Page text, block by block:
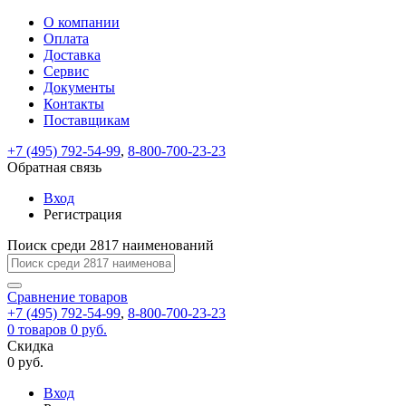
ВходРегистрация
Только
test@example.com
отправлена
по
ней
для
регистрации.
Ок
Только
Запомнить
меня
Забыли
Восстановление
пароля
Заполните
форму.
Мы
отправим
ссылку
на
указанный
электронный
адрес,
перейдя
по
которой
вы
новый
На
вашу
test@test.ru
отправлена
ссылка.
Перейдите
по
для
смены
пароля.
Введите
новый
пароль
Сменить
Пароль
успешно
Войти
Обратная
связь
Сообщение
пользовательского
соглашения
Ваше
сообщение
успешно
О компании
Оплата
Доставка
Сервис
Документы
Контакты
Поставщикам
+7 (495) 792-54-99, 8-800-700-23-23
Обратная связь
Вход
Регистрация
Поиск среди 2817 наименований
Сравнение товаров
+7 (495) 792-54-99, 8-800-700-23-23
0 товаров 0 руб.
Скидка
0 руб.
Вход